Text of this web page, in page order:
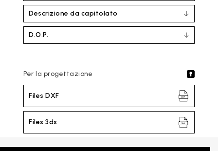
Descrizione da capitolato
D.O.P.
Per la progettazione
Files DXF
Files 3ds